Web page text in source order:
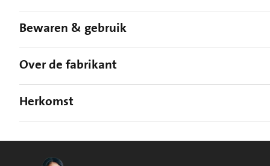
Bewaren & gebruik
Over de fabrikant
Herkomst